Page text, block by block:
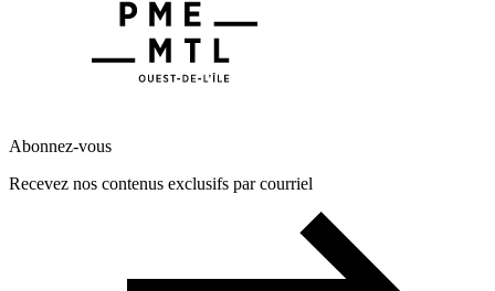
Abonnez-vous
Recevez nos contenus exclusifs par courriel